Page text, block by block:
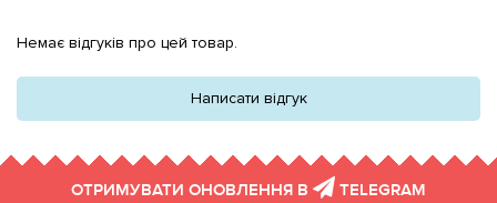
Немає відгуків про цей товар.
Написати відгук
ОТРИМУВАТИ ОНОВЛЕННЯ В TELEGRAM